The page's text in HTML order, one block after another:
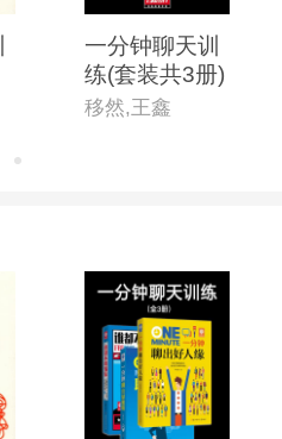
一分钟聊天训
练(套装共3册)
移然,王鑫